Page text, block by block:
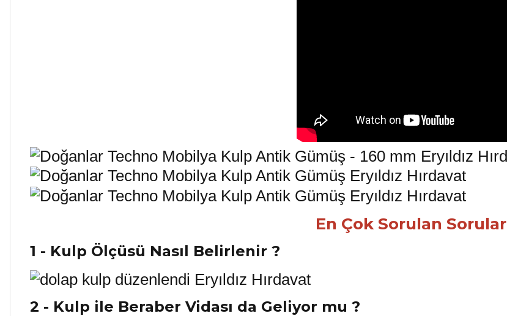
En Çok Sorulan Sorular
1 - Kulp Ölçüsü Nasıl Belirlenir ?
2 - Kulp ile Beraber Vidası da Geliyor mu ?